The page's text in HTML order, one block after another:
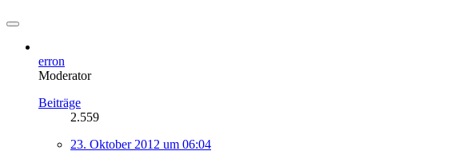
erron
Moderator
Beiträge
2.559
23. Oktober 2012 um 06:04